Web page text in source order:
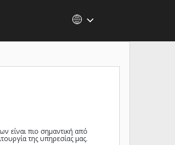
είναι πιο σημαντική από
της υπηρεσίας μας.